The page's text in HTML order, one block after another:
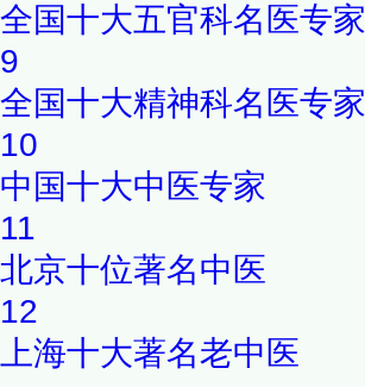
全国十大五官科名医专家
9
全国十大精神科名医专家
10
中国十大中医专家
11
北京十位著名中医
12
上海十大著名老中医